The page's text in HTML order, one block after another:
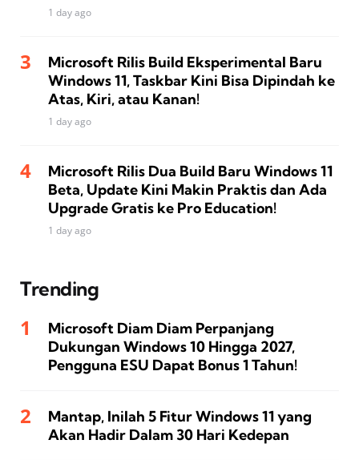
1 day ago
Microsoft Rilis Build Eksperimental Baru
Windows 11, Taskbar Kini Bisa Dipindah ke
Atas, Kiri, atau Kanan!
1 day ago
Microsoft Rilis Dua Build Baru Windows 11
Beta, Update Kini Makin Praktis dan Ada
Upgrade Gratis ke Pro Education!
1 day ago
Trending
Microsoft Diam Diam Perpanjang
Dukungan Windows 10 Hingga 2027,
Pengguna ESU Dapat Bonus 1 Tahun!
Mantap, Inilah 5 Fitur Windows 11 yang
Akan Hadir Dalam 30 Hari Kedepan